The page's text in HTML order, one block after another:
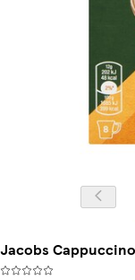
Jacobs Cappuccino